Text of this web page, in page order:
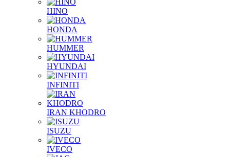
HINO
HONDA
HUMMER
HYUNDAI
INFINITI
IRAN KHODRO
ISUZU
IVECO